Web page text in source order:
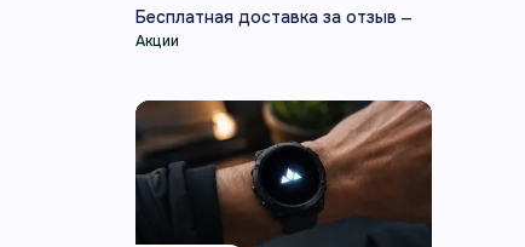
Бесплатная доставка за отзыв —
Акции